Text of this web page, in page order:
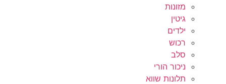
מזונות
גיטין
ילדים
רכוש
סלב
ניכור הורי
תלונות שווא